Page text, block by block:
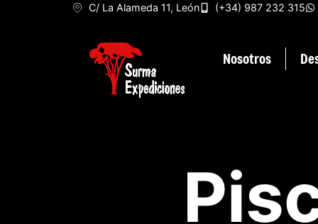
C/ La Alameda 11, León (+34) 987 232 315
Nosotros